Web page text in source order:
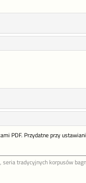
PDF. Przydatne przy
tradycyjnych korpusów